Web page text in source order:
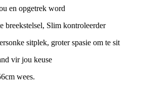
en opgetrek word
breekstelsel, Slim kontroleerder
sitplek, groter spasie om te sit
vir jou keuse
wees.